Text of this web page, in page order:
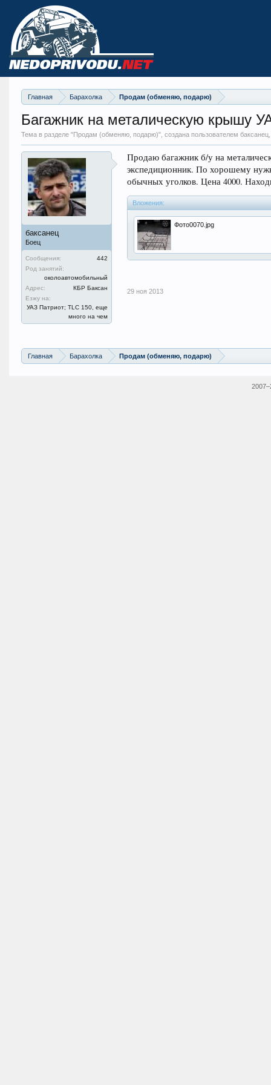
Главная Барахолка Продам (обменяю, подарю)
Багажник на металическую крышу
Тема в разделе "Продам (обменяю, подарю)", создана пользователем
баксанец
Боец
Сообщения:
442
Род занятий:
околоавтомобильный
Адрес:
КБР Баксан
Езжу на:
УАЗ Патриот; TLC 150, еще
много на чем
Продаю багажник б/у на
экспедиционник. По хорошему
обычных уголков. Цена 4000.
Вложения:
Фото0070.jpg
29 ноя 2013
Главная Барахолка Продам (обменяю, подарю)
2007–